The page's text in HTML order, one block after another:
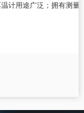
计用途广泛；拥有测量